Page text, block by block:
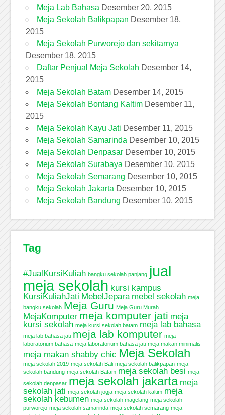
Meja Lab Bahasa Desember 20, 2015
Meja Sekolah Balikpapan Desember 18,
2015
Meja Sekolah Purworejo dan sekitarnya
Desember 18, 2015
Daftar Penjual Meja Sekolah Desember 14,
2015
Meja Sekolah Batam Desember 14, 2015
Meja Sekolah Bontang Kaltim Desember 11,
2015
Meja Sekolah Kayu Jati Desember 11, 2015
Meja Sekolah Samarinda Desember 10, 2015
Meja Sekolah Denpasar Desember 10, 2015
Meja Sekolah Surabaya Desember 10, 2015
Meja Sekolah Semarang Desember 10, 2015
Meja Sekolah Jakarta Desember 10, 2015
Meja Sekolah Bandung Desember 10, 2015
Tag
#JualKursiKuliah bangku sekolah panjang jual
meja sekolah kursi kampus
KursiKuliahJati MebelJepara mebel sekolah meja
bangku sekolah Meja Guru Meja Guru Murah
MejaKomputer meja komputer jati meja
kursi sekolah meja kursi sekolah batam meja lab bahasa
meja lab bahasa jati meja lab komputer meja
laboratorium bahasa meja laboratorium bahasa jati meja makan minimalis
meja makan shabby chic Meja Sekolah
meja sekolah 2019 meja sekolah Bali meja sekolah balikpapan meja
sekolah bandung meja sekolah Batam meja sekolah besi meja
sekolah denpasar meja sekolah jakarta meja
sekolah jati meja sekolah jogja meja sekolah kaltim meja
sekolah kebumen meja sekolah magelang meja sekolah
purworejo meja sekolah samarinda meja sekolah semarang meja